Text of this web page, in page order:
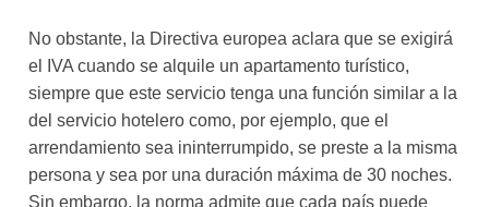
No obstante, la Directiva europea aclara que se exigirá
el IVA cuando se alquile un apartamento turístico,
siempre que este servicio tenga una función similar a la
del servicio hotelero como, por ejemplo, que el
arrendamiento sea ininterrumpido, se preste a la misma
persona y sea por una duración máxima de 30 noches.
Sin embargo, la norma admite que cada país puede